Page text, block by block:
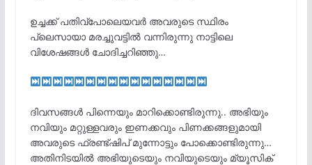
ഉച്ചക്ക് പതിവ്പോലെയവർ അവരുടെ സ്ഥിരം
പ്ലെസായാ മരച്ചുവട്ടിൽ വന്നിരുന്നു നാട്ടിലെ
വിശേഷങ്ങൾ ചോദിച്ചറിഞ്ഞു…
ദിവസങ്ങൾ പിന്നെയും മാറിക്കൊണ്ടിരുന്നു.. അഭിയും
നവിയും മറ്റുള്ളവരും ഇണക്കവും പിണക്കങ്ങളുമായി
അവരുടെ ഫ്രണ്ട്ഷിപ് മുന്നോട്ടും പോക്കൊണ്ടിരുന്നു…
അതിനിടയിൽ അഭിയുടെയും നവിയുടെയും മ്യൂസിക്